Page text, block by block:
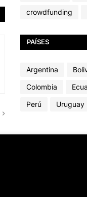
crowdfunding
PAÍSES
Argentina
Colombia
Perú
Uruguay